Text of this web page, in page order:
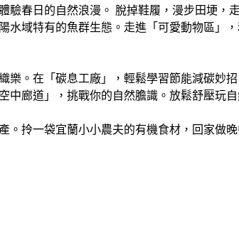
春日的自然浪漫。 脫掉鞋履，漫步田埂，
域特有的魚群生態。走進「可愛動物區」
。在「碳息工廠」，輕鬆學習節能減碳妙
中廊道」，挑戰你的自然膽識。放鬆舒壓玩
拎一袋宜蘭小小農夫的有機食材，回家做